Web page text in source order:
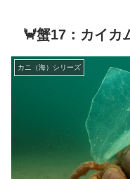
🦀蟹17：カイ
カニ（海）シリーズ